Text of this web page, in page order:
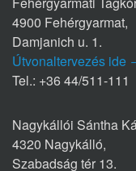
4900 Fehérgyarmat,
Damjanich u. 1.
Útvonaltervezés ide
Tel.: +36 44/511-111
Nagykállói Sántha
4320 Nagykálló,
Szabadság tér 13.